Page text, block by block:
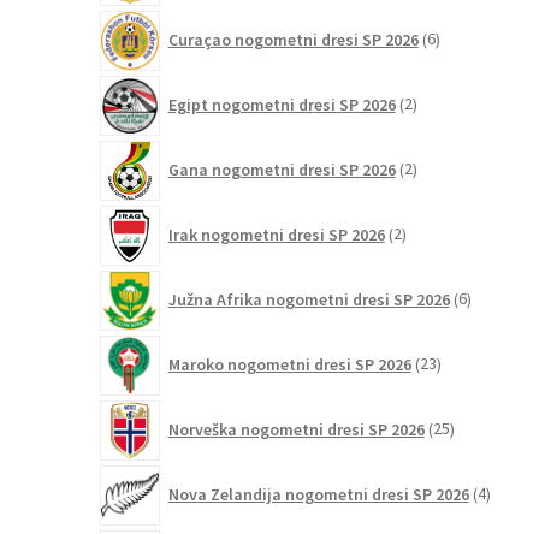
Curaçao nogometni dresi SP 2026 6izdelkov
Egipt nogometni dresi SP 2026 2izdelka
Gana nogometni dresi SP 2026 2izdelka
Irak nogometni dresi SP 2026 2izdelka
Južna Afrika nogometni dresi SP 2026 6izdelkov
Maroko nogometni dresi SP 2026 23izdelkov
Norveška nogometni dresi SP 2026 25izdelkov
Nova Zelandija nogometni dresi SP 2026 4izdelki